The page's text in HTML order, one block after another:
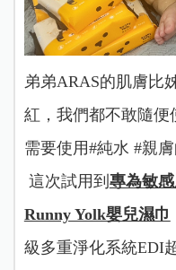
弟弟ARAS的肌膚比
紅，我們都不敢隨便
需要使用#純水 #親膚
這次試用到 專為敏
Runny Yolk嬰兒濕巾
級多重淨化系統EDI